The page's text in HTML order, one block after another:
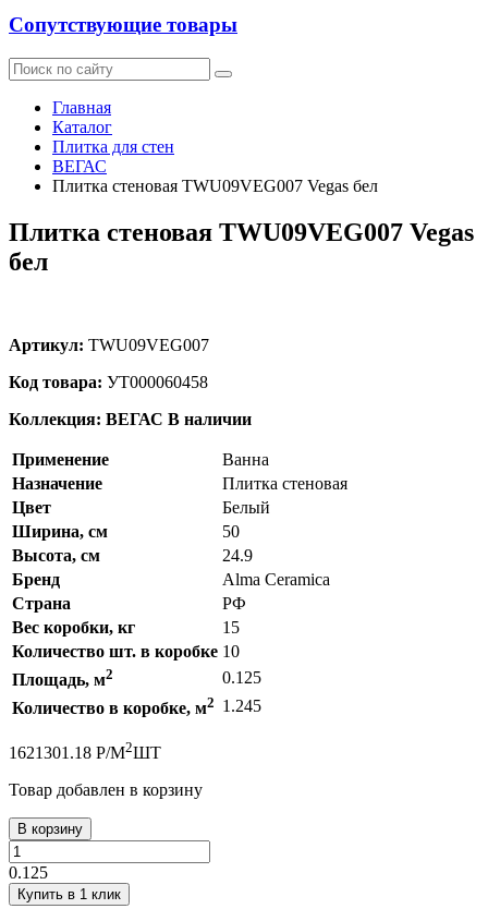
Сопутствующие товары
Главная
Каталог
Плитка для стен
ВЕГАС
Плитка стеновая TWU09VEG007 Vegas бел
Плитка стеновая TWU09VEG007 Vegas
бел
Артикул: TWU09VEG007
Код товара: УТ000060458
Коллекция: ВЕГАС В наличии
Применение
Ванна
Назначение
Плитка стеновая
Цвет
Белый
Ширина, см
50
Высота, см
24.9
Бренд
Alma Ceramica
Страна
РФ
Вес коробки, кг
15
Количество шт. в коробке 10
Площадь, м2
0.125
Количество в коробке, м2 1.245
1621301.18 Р/М2ШТ
Товар добавлен в корзину
В корзину
0.125
Купить в 1 клик